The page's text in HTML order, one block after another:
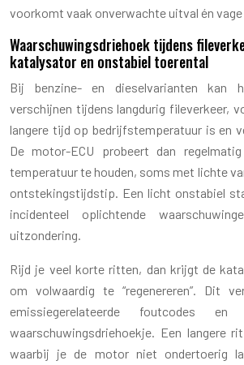
voorkomt vaak onverwachte uitval én
Waarschuwingsdriehoek tijdens
katalysator en onstabiel toerental
Bij benzine- en dieselvarianten kan
verschijnen tijdens langdurig fileverkeer,
langere tijd op bedrijfstemperatuur is en
De motor-ECU probeert dan
temperatuur te houden, soms met lichte
ontstekingstijdstip. Een licht onstabiel
incidenteel oplichtende
uitzondering.
Rijd je veel korte ritten, dan krijgt de
om volwaardig te “regenereren”. Dit
emissiegerelateerde foutcodes en
waarschuwingsdriehoekje. Een langere
waarbij je de motor niet ondertoerig